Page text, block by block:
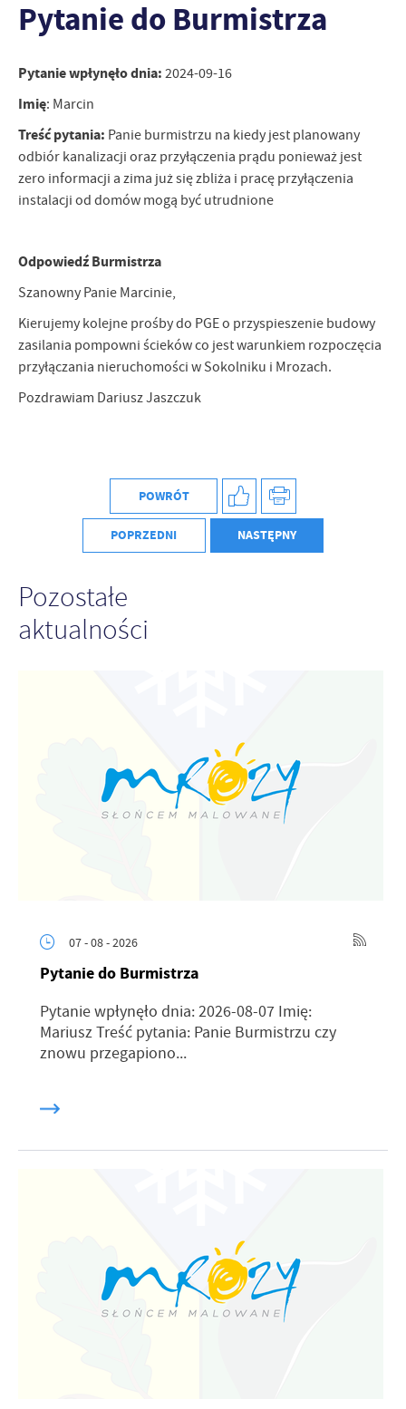
Pytanie do Burmistrza
Pytanie wpłynęło dnia: 2024-09-16
Imię: Marcin
Treść pytania: Panie burmistrzu na kiedy jest planowany
odbiór kanalizacji oraz przyłączenia prądu ponieważ jest
zero informacji a zima już się zbliża i pracę przyłączenia
instalacji od domów mogą być utrudnione
Odpowiedź Burmistrza
Szanowny Panie Marcinie,
Kierujemy kolejne prośby do PGE o przyspieszenie budowy
zasilania pompowni ścieków co jest warunkiem rozpoczęcia
przyłączania nieruchomości w Sokolniku i Mrozach.
Pozdrawiam Dariusz Jaszczuk
POWRÓT
POPRZEDNI NASTĘPNY
Pozostałe
aktualności
07 - 08 - 2026
Pytanie do Burmistrza
Pytanie wpłynęło dnia: 2026-08-07 Imię:
Mariusz Treść pytania: Panie Burmistrzu czy
znowu przegapiono...
personalizację określonych funkcjonalności czy prezentowanych
treści.
korzystania z funkcjonalności naszej strony poprzez dopasowanie
jej do Twoich indywidualnych preferencji. Wyrażenie zgody na
funkcjonalne i personalizacyjne pliki cookies gwarantuje
Analityczne
Analityczne pliki cookies pomagają nam rozwijać się i
dostosowywać do Twoich potrzeb.
Cookies analityczne pozwalają na uzyskanie informacji w zakresie
wykorzystywania witryny internetowej, miejsca oraz częstotliwości,
popularności wśród użytkowników. Zgromadzone informacje są
analityczne pliki cookies gwarantuje dostępność wszystkich
Więcej
informacje i aktualności na stronach naszych partnerów.
Promocyjne pliki cookies służą do prezentowania Ci naszych
komunikatów na podstawie analizy Twoich upodobań oraz Twoich
zwyczajów dotyczących przeglądanej witryny internetowej. Treści
promocyjne mogą pojawić się na stronach podmiotów trzecich lub
firm będących naszymi partnerami oraz innych dostawców usług.
Więcej